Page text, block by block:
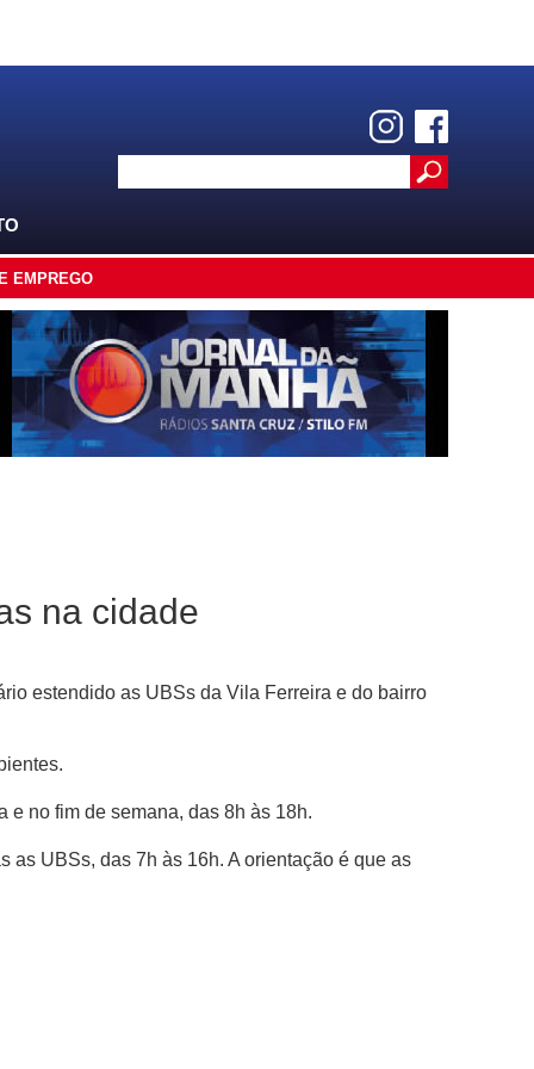
EMPREGO
na cidade
estendido as UBSs da Vila Ferreira e do bairro
no fim de semana, das 8h às 18h.
as UBSs, das 7h às 16h. A orientação é que as